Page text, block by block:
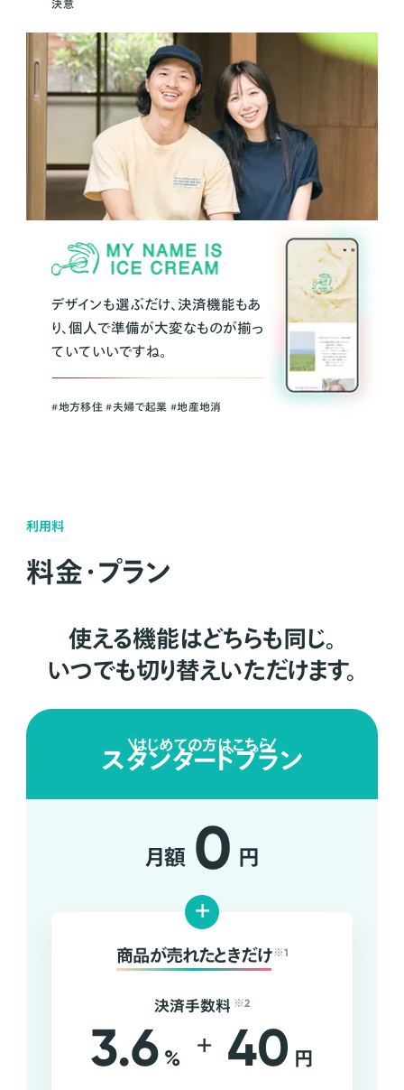
決意
デザインも選ぶだけ、決済機能もあ
り、個人で準備が大変なものが揃っ
ていていいですね。
#地方移住 #夫婦で起業 #地産地消
利用料
料金・プラン
使える機能はどちらも同じ。
いつでも切り替えいただけます。
はじめての方はこちら
スタンダードプラン
月額 0 円
+
商品が売れたときだけ ※1
決済手数料 ※2
3.6 % + 40 円